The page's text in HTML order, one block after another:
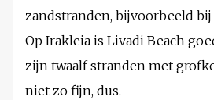
zandstranden, bijvoorbeeld bij
Op Irakleia is Livadi Beach
zijn twaalf stranden met
niet zo fijn, dus.